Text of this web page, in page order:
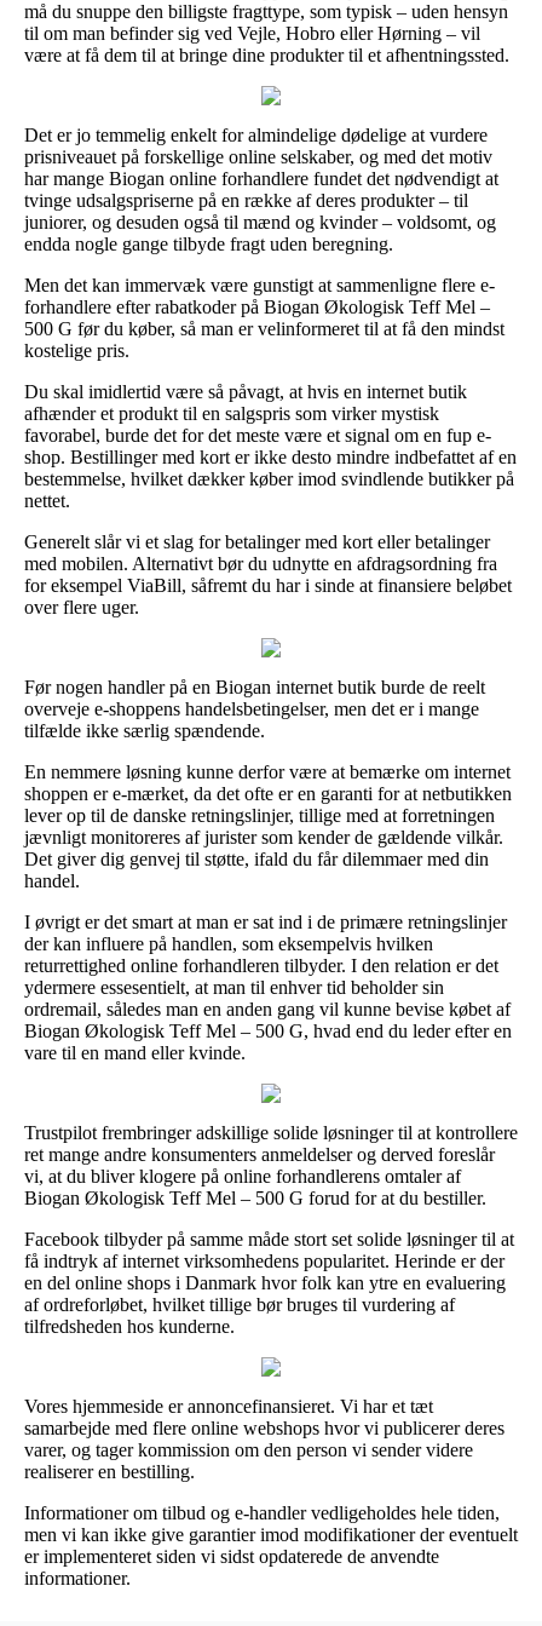
må du snuppe den billigste fragttype, som typisk – uden hensyn
til om man befinder sig ved Vejle, Hobro eller Hørning – vil
være at få dem til at bringe dine produkter til et afhentningssted.
Det er jo temmelig enkelt for almindelige dødelige at vurdere
prisniveauet på forskellige online selskaber, og med det motiv
har mange Biogan online forhandlere fundet det nødvendigt at
tvinge udsalgspriserne på en række af deres produkter – til
juniorer, og desuden også til mænd og kvinder – voldsomt, og
endda nogle gange tilbyde fragt uden beregning.
Men det kan immervæk være gunstigt at sammenligne flere e-
forhandlere efter rabatkoder på Biogan Økologisk Teff Mel –
500 G før du køber, så man er velinformeret til at få den mindst
kostelige pris.
Du skal imidlertid være så påvagt, at hvis en internet butik
afhænder et produkt til en salgspris som virker mystisk
favorabel, burde det for det meste være et signal om en fup e-
shop. Bestillinger med kort er ikke desto mindre indbefattet af en
bestemmelse, hvilket dækker køber imod svindlende butikker på
nettet.
Generelt slår vi et slag for betalinger med kort eller betalinger
med mobilen. Alternativt bør du udnytte en afdragsordning fra
for eksempel ViaBill, såfremt du har i sinde at finansiere beløbet
over flere uger.
Før nogen handler på en Biogan internet butik burde de reelt
overveje e-shoppens handelsbetingelser, men det er i mange
tilfælde ikke særlig spændende.
En nemmere løsning kunne derfor være at bemærke om internet
shoppen er e-mærket, da det ofte er en garanti for at netbutikken
lever op til de danske retningslinjer, tillige med at forretningen
jævnligt monitoreres af jurister som kender de gældende vilkår.
Det giver dig genvej til støtte, ifald du får dilemmaer med din
handel.
I øvrigt er det smart at man er sat ind i de primære retningslinjer
der kan influere på handlen, som eksempelvis hvilken
returrettighed online forhandleren tilbyder. I den relation er det
ydermere essesentielt, at man til enhver tid beholder sin
ordremail, således man en anden gang vil kunne bevise købet af
Biogan Økologisk Teff Mel – 500 G, hvad end du leder efter en
vare til en mand eller kvinde.
Trustpilot frembringer adskillige solide løsninger til at kontrollere
ret mange andre konsumenters anmeldelser og derved foreslår
vi, at du bliver klogere på online forhandlerens omtaler af
Biogan Økologisk Teff Mel – 500 G forud for at du bestiller.
Facebook tilbyder på samme måde stort set solide løsninger til at
få indtryk af internet virksomhedens popularitet. Herinde er der
en del online shops i Danmark hvor folk kan ytre en evaluering
af ordreforløbet, hvilket tillige bør bruges til vurdering af
tilfredsheden hos kunderne.
Vores hjemmeside er annoncefinansieret. Vi har et tæt
samarbejde med flere online webshops hvor vi publicerer deres
varer, og tager kommission om den person vi sender videre
realiserer en bestilling.
Informationer om tilbud og e-handler vedligeholdes hele tiden,
men vi kan ikke give garantier imod modifikationer der eventuelt
er implementeret siden vi sidst opdaterede de anvendte
informationer.